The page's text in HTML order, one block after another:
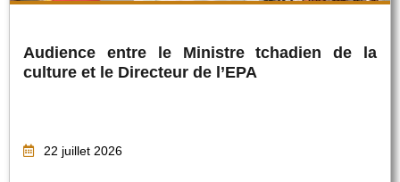
Audience entre le Ministre tchadien de la
culture et le Directeur de l’EPA
22 juillet 2026